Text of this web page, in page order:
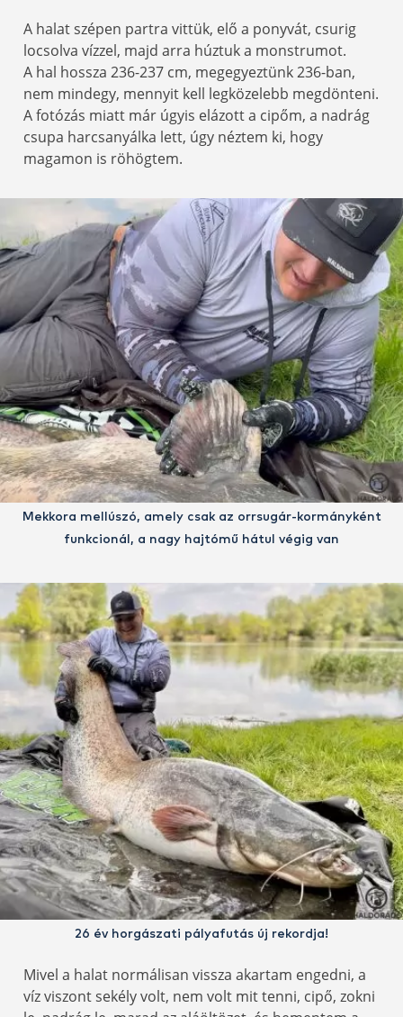
A halat szépen partra vittük, elő a ponyvát, csurig
locsolva vízzel, majd arra húztuk a monstrumot.
A hal hossza 236-237 cm, megegyeztünk 236-ban,
nem mindegy, mennyit kell legközelebb megdönteni.
A fotózás miatt már úgyis elázott a cipőm, a nadrág
csupa harcsanyálka lett, úgy néztem ki, hogy
magamon is röhögtem.
Mekkora mellúszó, amely csak az orrsugár-kormányként
funkcionál, a nagy hajtómű hátul végig van
26 év horgászati pályafutás új rekordja!
Mivel a halat normálisan vissza akartam engedni, a
víz viszont sekély volt, nem volt mit tenni, cipő, zokni